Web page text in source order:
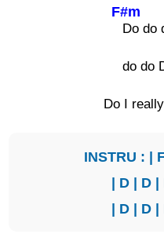
F#m
Do do
do do
Do I
INSTRU : |
| D| D|
| D| D|